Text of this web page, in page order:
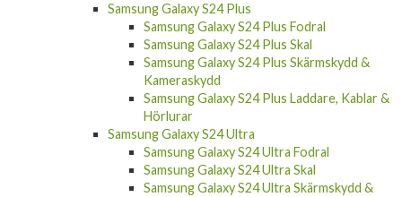
Samsung Galaxy S24 Plus Fodral
Samsung Galaxy S24 Plus Skal
Samsung Galaxy S24 Plus Skärmskydd &
Kameraskydd
Samsung Galaxy S24 Plus Laddare, Kablar &
Hörlurar
Samsung Galaxy S24 Ultra
Samsung Galaxy S24 Ultra Fodral
Samsung Galaxy S24 Ultra Skal
Samsung Galaxy S24 Ultra Skärmskydd &
Kameraskydd